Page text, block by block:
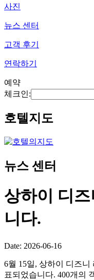
사진
뉴스 센터
고객 후기
연락하기
예약
체크인:
호텔지도
뉴스 센터
상하이 디
니다.
Date: 2026-06-16
6월 15일, 상하이 디즈니
표되었습니다. 400개의